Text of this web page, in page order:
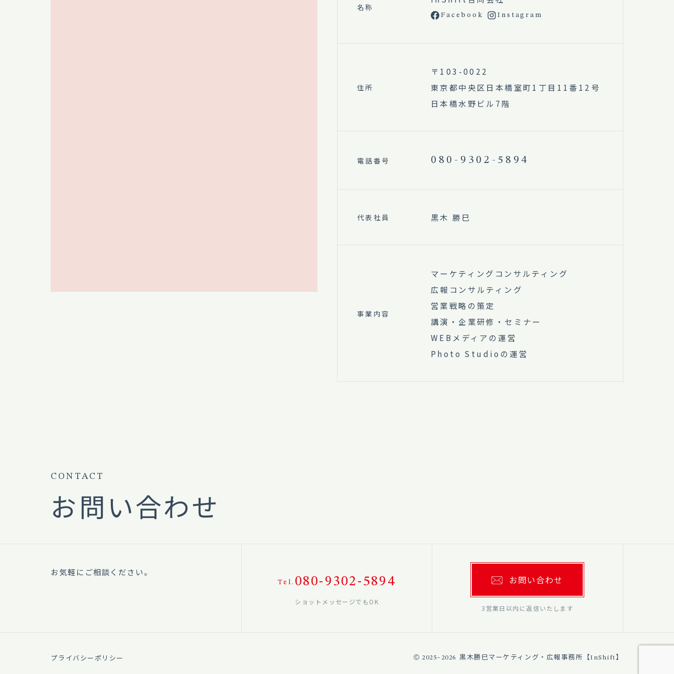
名称
Facebook Instagram
住所
〒103-0022
東京都中央区日本橋室町1丁目11番12号
日本橋水野ビル7階
電話番号 080-9302-5894
代表社員 黒木 勝巳
事業内容
マーケティングコンサルティング
広報コンサルティング
営業戦略の策定
講演・企業研修・セミナー
WEBメディアの運営
Photo Studioの運営
CONTACT
お問い合わせ
お気軽にご相談ください。
Tel. 080-9302-5894
ショットメッセージでもOK
お問い合わせ
3営業日以内に返信いたします
プライバシーポリシー 2025–2026 黒木勝巳マーケティング・広報事務所【InShift】